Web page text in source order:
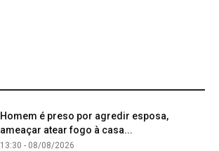
Homem é preso por agredir esposa,
ameaçar atear fogo à casa...
13:30 - 08/08/2026